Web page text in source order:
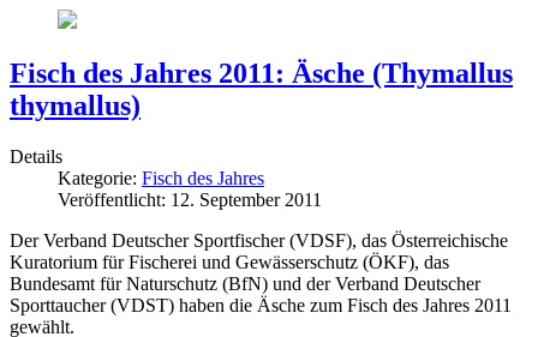
Fisch des Jahres 2011: Äsche (Thymallus
thymallus)
Details
Kategorie: Fisch des Jahres
Veröffentlicht: 12. September 2011
Der Verband Deutscher Sportfischer (VDSF), das Österreichische
Kuratorium für Fischerei und Gewässerschutz (ÖKF), das
Bundesamt für Naturschutz (BfN) und der Verband Deutscher
Sporttaucher (VDST) haben die Äsche zum Fisch des Jahres 2011
gewählt.